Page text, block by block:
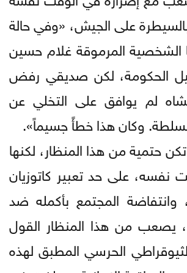
على الجيش، «وفي حالة
الشخصية المرموقة غلام حسين
الحكومة، لكن صديقي رفض
لم يوافق على التخلي عن
وكان هذا خطأً جسيماً».
1979 لم تكن حتمية من هذا المنظار، لكنها
نفسه، على حد تعبير كاتوزيان
وانتفاضة المجتمع بأكمله ضد
يصعب من هذا المنظار القول
الحرسي المطبق لهذه